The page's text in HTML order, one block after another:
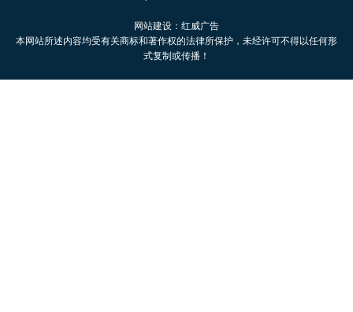
网站建设：红威广告
本网站所述内容均受有关商标和著作权的法律所保护，未经许可不得以任何形
式复制或传播！